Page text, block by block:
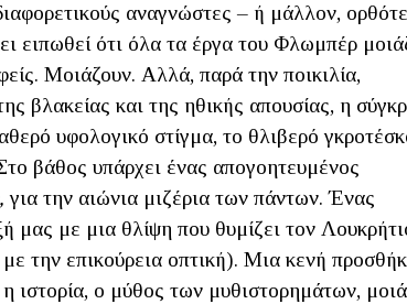
αναγνώστες – ή μάλλον,
ειπωθεί ότι όλα τα έργα του Φλωμπέρ
Μοιάζουν. Αλλά, παρά την ποικιλία,
βλακείας και της ηθικής απουσίας, η
υφολογικό στίγμα, το θλιβερό
βάθος υπάρχει ένας απογοητευμένος
για την αιώνια μιζέρια των πάντων. Ένας
μας με μια θλίψη που θυμίζει τον
την επικούρεια οπτική). Μια κενή
ιστορία, ο μύθος των μυθιστορημάτων,